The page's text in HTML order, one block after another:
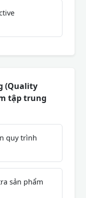
(Quality
tập trung
quy trình
sản phẩm